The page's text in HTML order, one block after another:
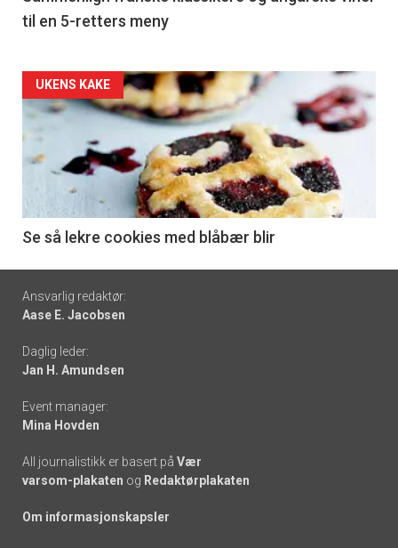
til en 5-retters meny
Forsiden
akkurat
nå
6
UKENS KAKE
Se så lekre cookies med blåbær blir
Footer
-
links
Ansvarlig redaktør:
Aase E. Jacobsen
Daglig leder:
Jan H. Amundsen
Event manager:
Mina Hovden
All journalistikk er basert på Vær
varsom-plakaten og Redaktørplakaten
Om informasjonskapsler